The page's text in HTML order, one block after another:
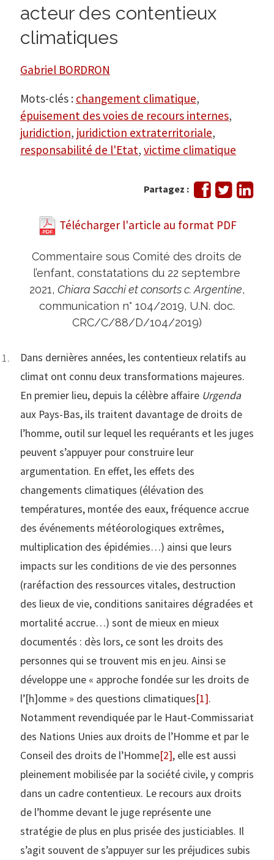
acteur des contentieux
climatiques
Gabriel BORDRON
Mots-clés : changement climatique,
épuisement des voies de recours internes,
juridiction, juridiction extraterritoriale,
responsabilité de l'Etat, victime climatique
Partagez :
Partager
sur
Tweeter
Télécharger l'article au format PDF
Commentaire sous Comité des droits de
l’enfant, constatations du 22 septembre
2021, Chiara Sacchi et consorts c. Argentine,
communication n° 104/2019, U.N. doc.
CRC/C/88/D/104/2019)
Dans dernières années, les contentieux relatifs au
climat ont connu deux transformations majeures.
En premier lieu, depuis la célèbre affaire Urgenda
aux Pays-Bas, ils traitent davantage de droits de
l’homme, outil sur lequel les requérants et les juges
peuvent s’appuyer pour construire leur
argumentation. En effet, les effets des
changements climatiques (élévation des
températures, montée des eaux, fréquence accrue
des événements météorologiques extrêmes,
multiplication des épidémies…) ainsi que leurs
impacts sur les conditions de vie des personnes
(raréfaction des ressources vitales, destruction
des lieux de vie, conditions sanitaires dégradées et
mortalité accrue…) sont de mieux en mieux
documentés : dès lors, ce sont les droits des
personnes qui se trouvent mis en jeu. Ainsi se
développe une « approche fondée sur les droits de
l’[h]omme » des questions climatiques[1].
Notamment revendiquée par le Haut-Commissariat
des Nations Unies aux droits de l’Homme et par le
Conseil des droits de l’Homme[2], elle est aussi
pleinement mobilisée par la société civile, y compris
dans un cadre contentieux. Le recours aux droits
de l’homme devant le juge représente une
stratégie de plus en plus prisée des justiciables. Il
s’agit souvent de s’appuyer sur les préjudices subis